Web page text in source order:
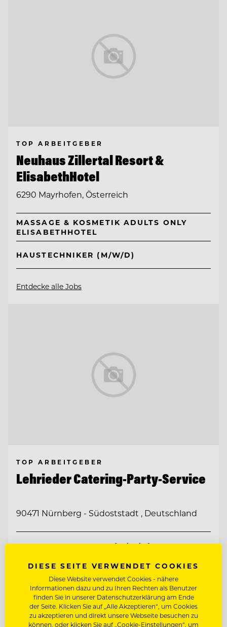
TOP ARBEITGEBER
Neuhaus Zillertal Resort &
ElisabethHotel
6290 Mayrhofen, Österreich
MASSAGE & KOSMETIK ADULTS ONLY
ELISABETHHOTEL
HAUSTECHNIKER (M/W/D)
Entdecke alle Jobs
TOP ARBEITGEBER
Lehrieder Catering-Party-Service
90471 Nürnberg - Südoststadt , Deutschland
COMMIS DE CUISINE (M/W/D)
Entdecke alle Jobs
DIESE SEITE VERWENDET COOKIES
Diese Website verwendet Cookies - nähere
Informationen dazu und zu Ihren Rechten als Benutzer
finden Sie in unserer Datenschutzerklärung am Ende
der Seite. Klicken Sie auf „Alle Akzeptieren“, um Cookies
zu akzeptieren und direkt unsere Webseite besuchen zu
können, oder klicken Sie auf „Cookie-Einstellungen“, um